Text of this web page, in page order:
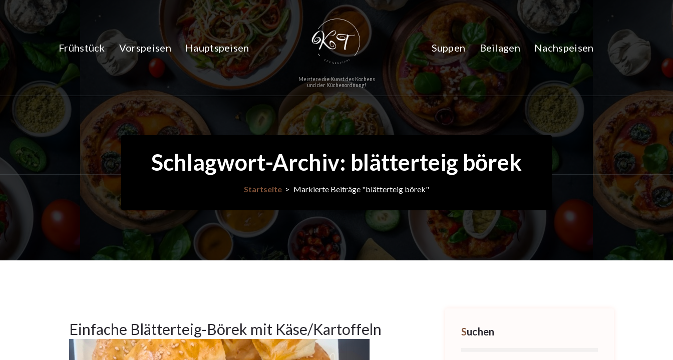
Zum
Inhalt
springen
Frühstück Vorspeisen Hauptspeisen
Meistere die Kunst des Kochens
und der Küchenordnung!
Suppen Beilagen Nachspeisen
Schlagwort-Archiv: blätterteig börek
Startseite> Markierte Beiträge "blätterteig börek"
2
2024
2Okt.
2024
Frühstück,
Einfache Blätterteig-Börek mit Käse/Kartoffeln Suchen